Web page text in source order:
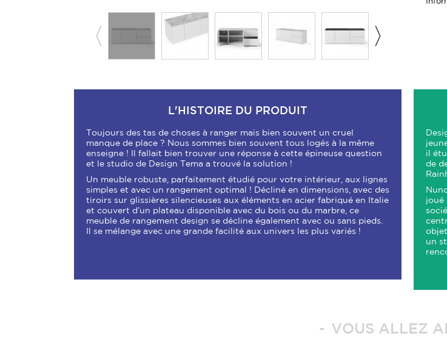
L'HISTOIRE DU PRODUIT
Toujours des tas de choses à ranger mais bien souvent un cruel
manque de place ? Nous sommes bien souvent tous logés à la même
enseigne ! Il fallait bien trouver une réponse à cette épineuse question
et le studio de Design Tema a trouvé la solution !
Un meuble robuste, parfaitement étudié pour votre intérieur, aux lignes
simples et avec un rangement optimal ! Décliné en dimensions, avec des
tiroirs sur glissières silencieuses aux éléments en acier fabriqué en Italie
et couvert d’un plateau disponible avec du bois ou du marbre, ce
meuble de rangement design se décline également avec ou sans pieds.
Il se mélange avec une grande facilité aux univers les plus variés !
il
de
joué
un
VOUS ALLEZ